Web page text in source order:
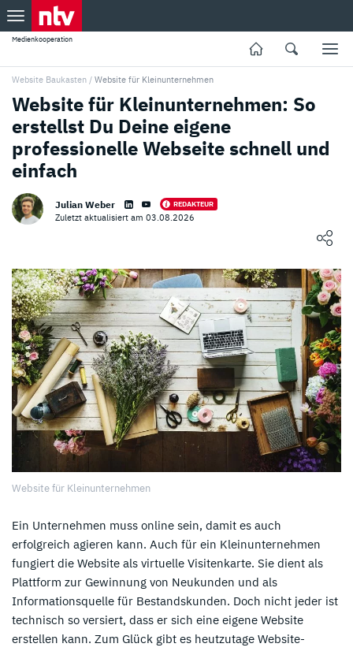
Medienkooperation
Website Baukasten / Website für Kleinunternehmen
Website für Kleinunternehmen: So
erstellst Du Deine eigene
professionelle Webseite schnell und
einfach
Julian Weber REDAKTEUR
Zuletzt aktualisiert am 03.08.2026
Website für Kleinunternehmen
Ein Unternehmen muss online sein, damit es auch
erfolgreich agieren kann. Auch für ein Kleinunternehmen
fungiert die Website als virtuelle Visitenkarte. Sie dient als
Plattform zur Gewinnung von Neukunden und als
Informationsquelle für Bestandskunden. Doch nicht jeder ist
technisch so versiert, dass er sich eine eigene Website
erstellen kann. Zum Glück gibt es heutzutage Website-